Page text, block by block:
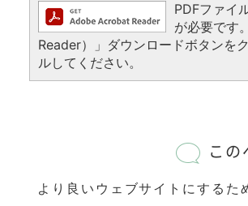
PDFファイ
が必要です
Reader）」ダウンロードボタンを
ルしてください。
こ
より良いウェブサイトにするた